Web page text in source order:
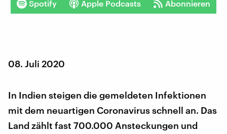
Spotify Apple Podcasts Abonnieren
08. Juli 2020
In Indien steigen die gemeldeten Infektionen
mit dem neuartigen Coronavirus schnell an. Das
Land zählt fast 700.000 Ansteckungen und